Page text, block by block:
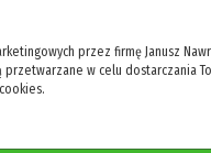
przez firmę Janusz
przetwarzane w celu dostarczania
cookies.